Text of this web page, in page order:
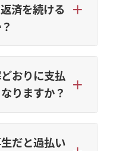
済を続ける
おりに支払
りますか？
だと過払い